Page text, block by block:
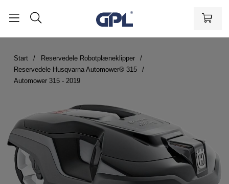
Start
Reservedele Robotplæneklipper
Reservedele Husqvarna Automower® 315
Automower 315 - 2019